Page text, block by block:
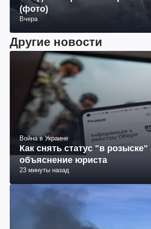
загадка "мертвого озера" в
(фото)
Другие новости
Война в Украине
Как снять статус "в розыске"
объяснение юриста